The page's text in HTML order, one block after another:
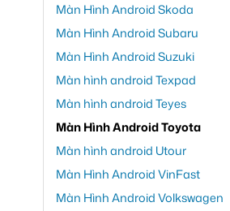
Màn Hình Android Skoda
Màn Hình Android Subaru
Màn Hình Android Suzuki
Màn hình android Texpad
Màn hình android Teyes
Màn Hình Android Toyota
Màn hình android Utour
Màn Hình Android VinFast
Màn Hình Android Volkswagen